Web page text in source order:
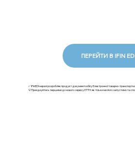
✅ iFinEDI наразі розробляє продукт документообігу Електронної товарно-
💡Приєднуйтесь першими до нового сервісу ЕТТН: як тільки ми його запустимо та
ПЕРЕЙТИ В IFIN